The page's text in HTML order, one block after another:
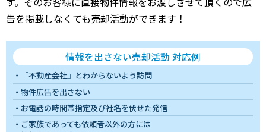
告を掲載しなくても売却活動ができます！
情報を出さない売却活動 対応例
『不動産会社』とわからないよう訪問
物件広告を出さない
お電話の時間帯指定及び社名を伏せた発信
ご家族であっても依頼者以外の方には